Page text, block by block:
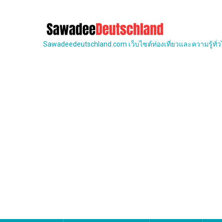
Sawadeedeutschland.com เว็บไซต์ท่องเที่ยวและความรู้ทั่